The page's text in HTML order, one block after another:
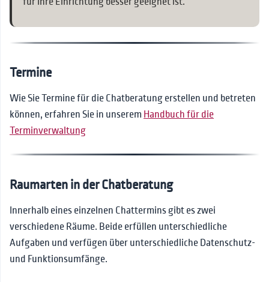
Termine
Wie Sie Termine für die Chatberatung erstellen und betreten
können, erfahren Sie in unserem Handbuch für die
Terminverwaltung
Raumarten in der Chatberatung
Innerhalb eines einzelnen Chattermins gibt es zwei
verschiedene Räume. Beide erfüllen unterschiedliche
Aufgaben und verfügen über unterschiedliche Datenschutz-
und Funktionsumfänge.